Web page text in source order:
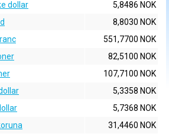
dollar
5,8486 NOK
8,8030 NOK
551,7700 NOK
82,5100 NOK
107,7100 NOK
5,3358 NOK
5,7368 NOK
31,4460 NOK